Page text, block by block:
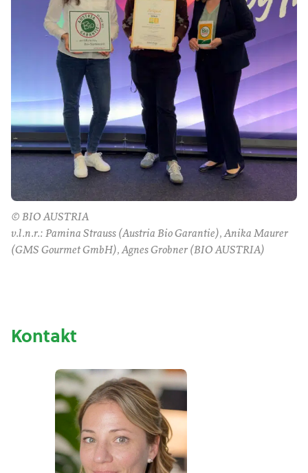
© BIO AUSTRIA
v.l.n.r.: Pamina Strauss (Austria Bio Garantie), Anika Maurer
(GMS Gourmet GmbH), Agnes Grobner (BIO AUSTRIA)
Kontakt